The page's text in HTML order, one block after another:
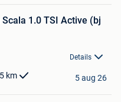
1.0 TSI Active (bj
Details
km 5 aug 26